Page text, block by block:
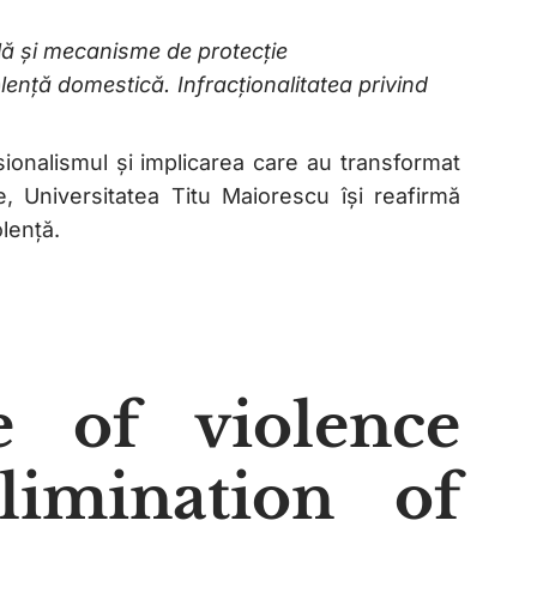
și mecanisme de protecție
domestică. Infracționalitatea privind
și implicarea care au transformat
Universitatea Titu Maiorescu își reafirmă
of violence
of